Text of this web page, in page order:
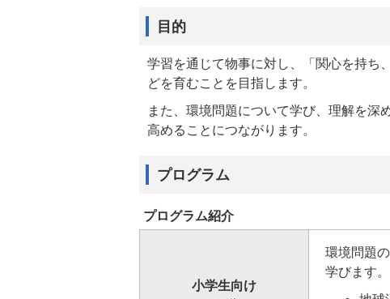
目的
学習を通じて物事に対し、「関心を持ち
どを育むことを目指します。
また、環境問題について学び、理解を深
高めることにつながります。
プログラム
プログラム紹介
小学生向け
環境問題
学びます。